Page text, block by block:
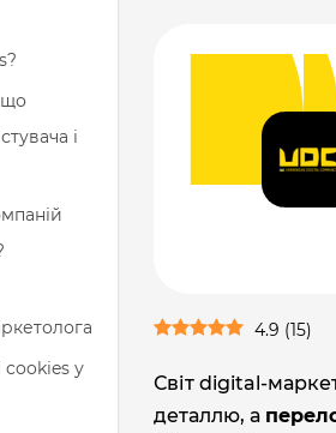
що
і
cookies у
4.9 (15)
Світ
деталлю, а